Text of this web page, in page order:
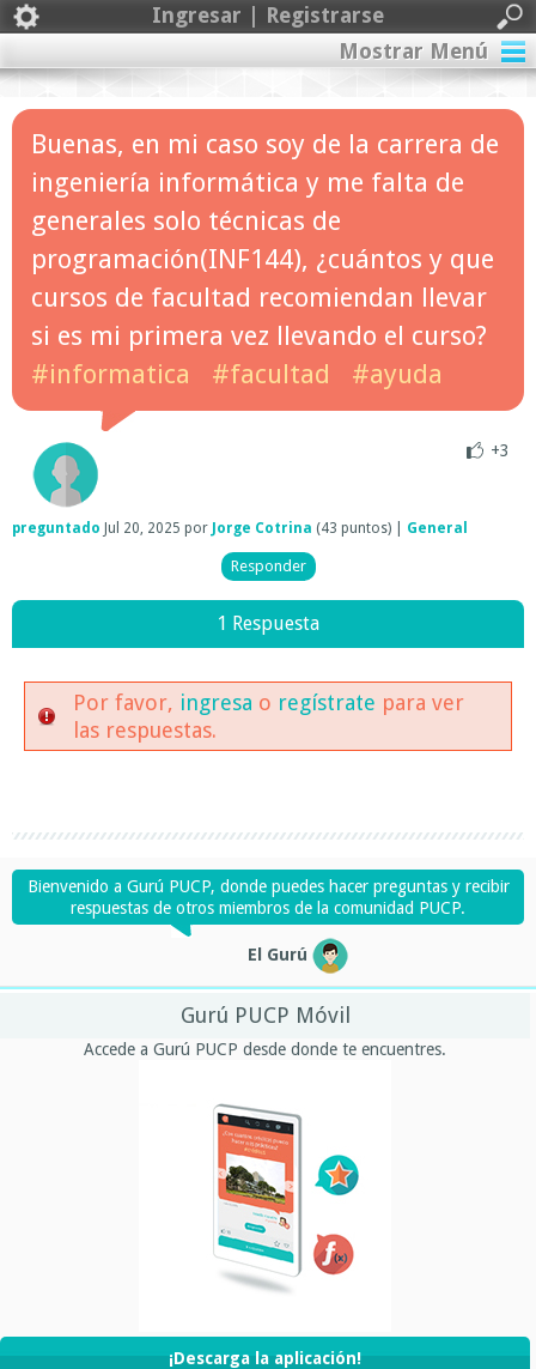
Ingresar | Registrarse
Mostrar Menú
Buenas, en mi caso soy de la carrera de
ingeniería informática y me falta de
generales solo técnicas de
programación(INF144), ¿cuántos y que
cursos de facultad recomiendan llevar
si es mi primera vez llevando el curso?
#informatica
#facultad #ayuda
+3
preguntado Jul 20, 2025 por Jorge Cotrina (43 puntos) General
1 Respuesta
Por favor, ingresa o regístrate para ver
las respuestas.
Bienvenido a Gurú PUCP, donde puedes hacer preguntas y recibir
respuestas de otros miembros de la comunidad PUCP.
El Gurú
Gurú PUCP Móvil
Accede a Gurú PUCP desde donde te encuentres.
¡Descarga la aplicación!